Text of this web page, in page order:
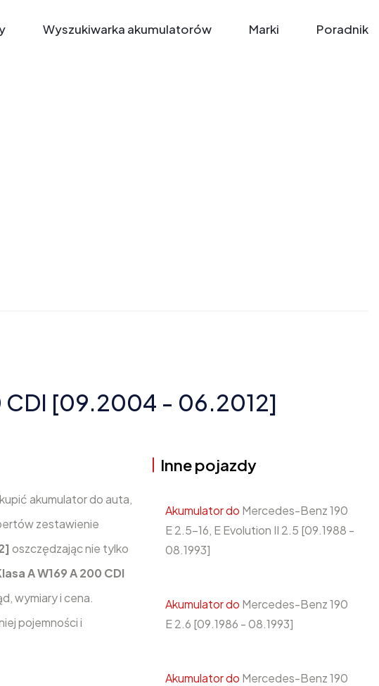
Wyszukiwarka akumulatorów Marki Poradnik
CDI [09.2004 - 06.2012]
akumulator do auta,
zestawienie
oszczędzając nie tylko
A W169 A 200 CDI
wymiary i cena.
pojemności i
Inne pojazdy
Akumulator do Mercedes-Benz 190
E 2.5-16, E Evolution II 2.5 [09.1988 -
08.1993]
Akumulator do Mercedes-Benz 190
E 2.6 [09.1986 - 08.1993]
Akumulator do Mercedes-Benz 190